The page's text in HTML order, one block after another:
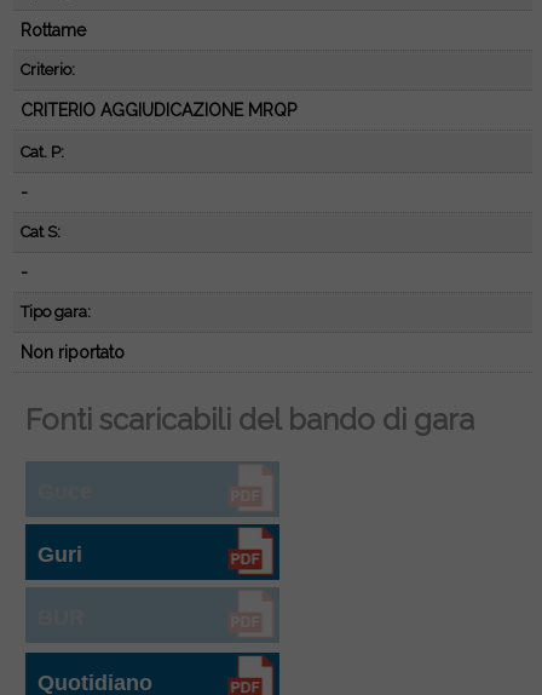
Rottame
Criterio:
CRITERIO AGGIUDICAZIONE MRQP
Cat. P:
-
Cat S:
-
Tipo gara:
Non riportato
Fonti scaricabili del bando di gara